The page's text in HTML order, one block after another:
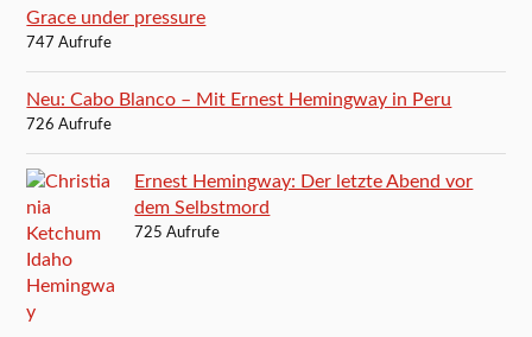
Grace under pressure
747 Aufrufe
Neu: Cabo Blanco – Mit Ernest Hemingway in Peru
726 Aufrufe
Ernest Hemingway: Der letzte Abend vor
dem Selbstmord
725 Aufrufe